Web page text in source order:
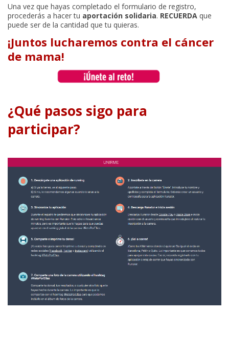
Una vez que hayas completado el formulario de registro,
procederás a hacer tu aportación solidaria. RECUERDA que
puede ser de la cantidad que tu quieras.
¡Juntos lucharemos contra el cáncer
de mama!
¿Qué pasos sigo para
participar?